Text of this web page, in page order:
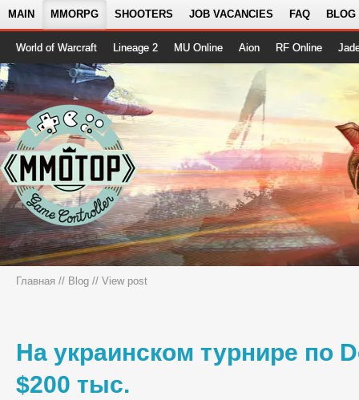
MAIN MMORPG SHOOTERS JOB VACANCIES FAQ BLOG
World of Warcraft Lineage 2 MU Online Aion RF Online
Главная // Blog // View post
На украинском турнире по
$200 тыс.